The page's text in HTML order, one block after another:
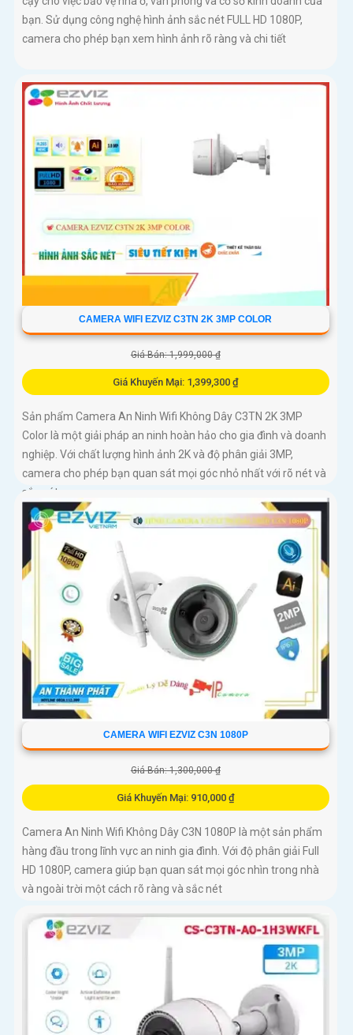
bạn. Sử dụng công nghệ hình ảnh sắc nét FULL HD 1080P,
camera cho phép bạn xem hình ảnh rõ ràng và chi tiết
CAMERA WIFI EZVIZ C3TN 2K 3MP COLOR
Giá Bán: 1,999,000 ₫
Giá Khuyến Mại: 1,399,300 ₫
Sản phẩm Camera An Ninh Wifi Không Dây C3TN 2K 3MP
Color là một giải pháp an ninh hoàn hảo cho gia đình và doanh
nghiệp. Với chất lượng hình ảnh 2K và độ phân giải 3MP,
camera cho phép bạn quan sát mọi góc nhỏ nhất với rõ nét và
sắc nét
CAMERA WIFI EZVIZ C3N 1080P
Giá Bán: 1,300,000 ₫
Giá Khuyến Mại: 910,000 ₫
Camera An Ninh Wifi Không Dây C3N 1080P là một sản phẩm
hàng đầu trong lĩnh vực an ninh gia đình. Với độ phân giải Full
HD 1080P, camera giúp bạn quan sát mọi góc nhìn trong nhà
và ngoài trời một cách rõ ràng và sắc nét